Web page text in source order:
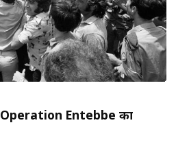
Operation Entebbe का